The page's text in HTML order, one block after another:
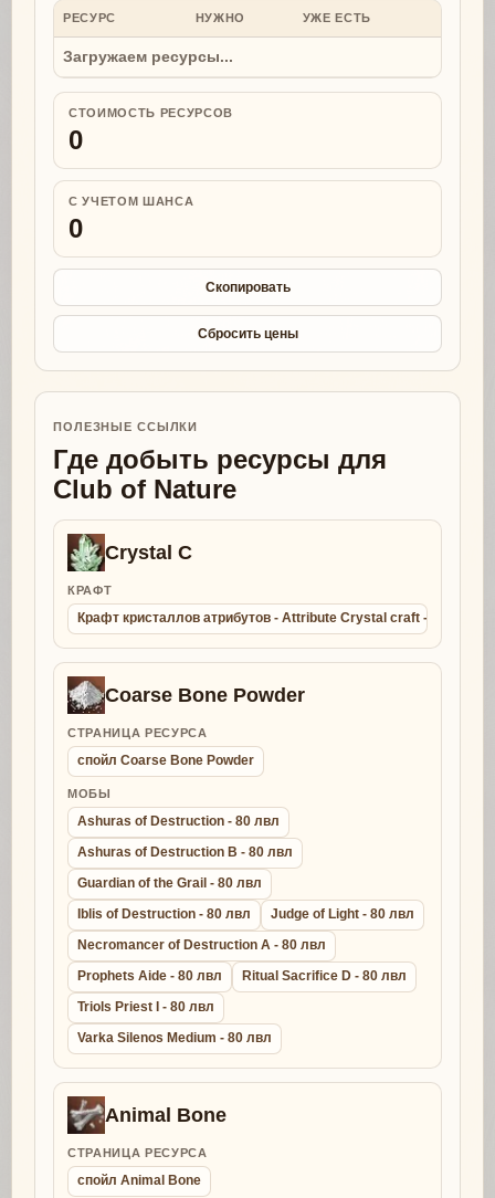
РЕСУРС НУЖНО УЖЕ ЕСТЬ
Загружаем ресурсы...
СТОИМОСТЬ РЕСУРСОВ
0
С УЧЕТОМ ШАНСА
0
Скопировать
Сбросить цены
ПОЛЕЗНЫЕ ССЫЛКИ
Где добыть ресурсы для
Club of Nature
Crystal C
КРАФТ
Крафт кристаллов атрибутов - Attribute Crystal craft -
Coarse Bone Powder
СТРАНИЦА РЕСУРСА
спойл Coarse Bone Powder
МОБЫ
Ashuras of Destruction - 80 лвл
Ashuras of Destruction B - 80 лвл
Guardian of the Grail - 80 лвл
Iblis of Destruction - 80 лвл
Judge of Light - 80 лвл
Necromancer of Destruction A - 80 лвл
Prophets Aide - 80 лвл
Ritual Sacrifice D - 80 лвл
Triols Priest I - 80 лвл
Varka Silenos Medium - 80 лвл
Animal Bone
СТРАНИЦА РЕСУРСА
спойл Animal Bone